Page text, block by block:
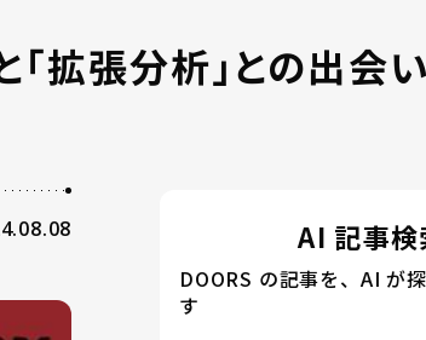
「拡張分析」との出会い
AI 記事検
DOORS の記事を、AI が
す